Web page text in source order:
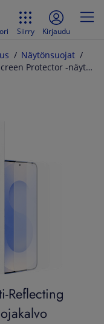
Siirry Kirjaudu
Näytönsuojat
Samsung Galaxy S25+ Anti-Reflecting Screen Protector -näytönsuojakalvo
Reflecting